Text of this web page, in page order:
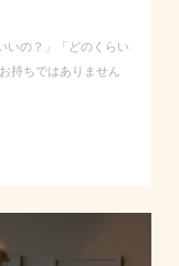
いの？」「どのくらい